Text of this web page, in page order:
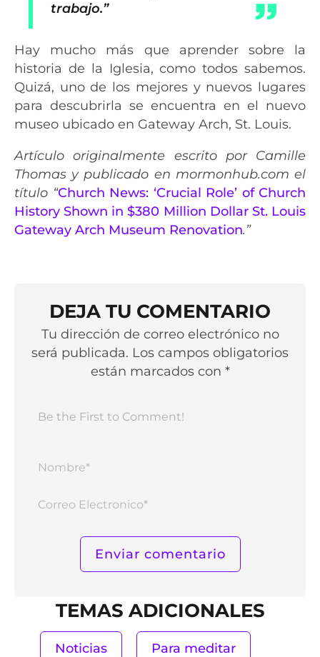
trabajo.”
Hay mucho más que aprender sobre la
historia de la Iglesia, como todos sabemos.
Quizá, uno de los mejores y nuevos lugares
para descubrirla se encuentra en el nuevo
museo ubicado en Gateway Arch, St. Louis.
Artículo originalmente escrito por Camille
Thomas y publicado en mormonhub.com el
título “Church News: ‘Crucial Role’ of Church
History Shown in $380 Million Dollar St. Louis
Gateway Arch Museum Renovation.”
DEJA TU COMENTARIO
Tu dirección de correo electrónico no
será publicada. Los campos obligatorios
están marcados con *
TEMAS ADICIONALES
Noticias Para meditar